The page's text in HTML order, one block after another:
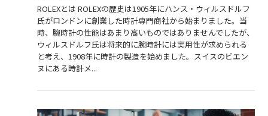
ROLEXとは ROLEXの歴史は1905年にハンス・ウィルスドルフ
氏がロンドンに創業した時計専門商社から始まりました。当
時、腕時計の性能はあまり高いものではありませんでしたが、
ウィルスドルフ氏は将来的に腕時計には実用性が求められる
と考え、1908年に時計の製造を始めました。スイスのビエン
ヌにある時計メ...